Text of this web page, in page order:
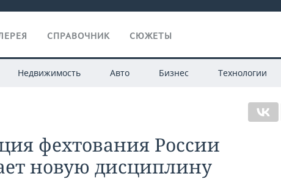
СПРАВОЧНИК СЮЖЕТЫ
Недвижимость Авто Бизнес Технологии
фехтования России
новую дисциплину